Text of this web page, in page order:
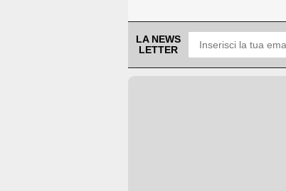
LA NEWS
LETTER